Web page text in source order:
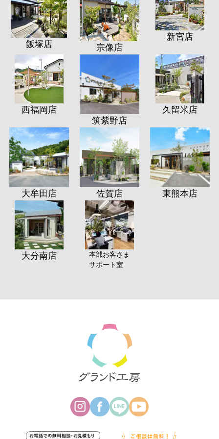
飯塚店 宗像店
新宮店
西福岡店
筑紫野店
久留米店
大牟田店 佐賀店 東熊本店
大分南店
本部お客さま
サポート室